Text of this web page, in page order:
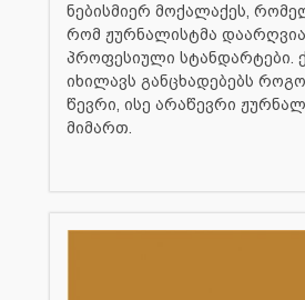
ნებისმიერ მოქალაქეს,
რომ ჟურნალისტმა
პროფესიული სტანდარტები.
იხილავს განცხადებებს
წევრი, ისე არაწევრი
მიმართ.